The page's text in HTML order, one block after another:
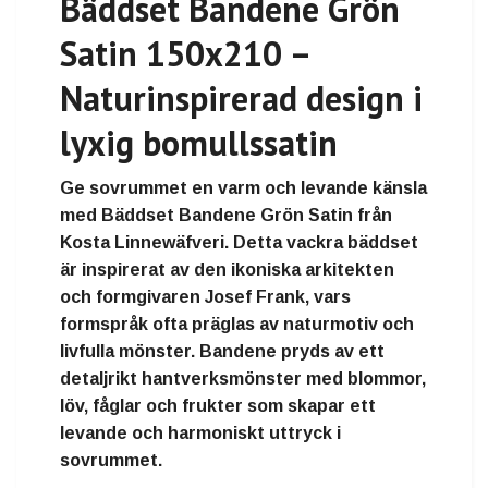
Satin 150x210 –
Naturinspirerad design i
lyxig bomullssatin
Ge sovrummet en varm och levande känsla
med Bäddset Bandene Grön Satin från
Kosta Linnewäfveri. Detta vackra bäddset
är inspirerat av den ikoniska arkitekten
och formgivaren Josef Frank, vars
formspråk ofta präglas av naturmotiv och
livfulla mönster. Bandene pryds av ett
detaljrikt hantverksmönster med blommor,
löv, fåglar och frukter som skapar ett
levande och harmoniskt uttryck i
sovrummet.